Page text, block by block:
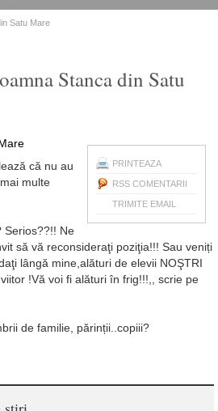
Satu Mare
Stanca din Satu
PRINTEAZA
RSS COMENTARII
TRIMITE EMAIL
că nu au
multe
Serios??!! Ne
să vă reconsideraţi poziţia!!! Sau veniți
lângă mine,alături de elevii NOŞTRI
!Vă voi fi alături în frig!!!,, scrie pe
de familie, părinții..copiii?